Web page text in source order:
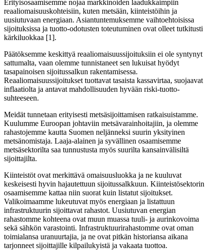
Erityisosaamisemme nojaa markkinoiden laadukkaimpiin
reaaliomaisuuskohteisiin, kuten metsään, kiinteistöihin ja
uusiutuvaan energiaan. Asiantuntemuksemme vaihtoehtoisissa
sijoituksissa ja tuotto-odotusten toteutuminen ovat olleet tutkitusti
kärkiluokkaa [1].
Päätöksemme keskittyä reaaliomaisuussijoituksiin ei ole syntynyt
sattumalta, vaan olemme tunnistaneet sen lukuisat hyödyt
tasapainoisen sijoitussalkun rakentamisessa.
Reaaliomaisuussijoitukset tuottavat tasaista kassavirtaa, suojaavat
inflaatiolta ja antavat mahdollisuuden hyvään riski-tuotto-
suhteeseen.
Meidät tunnetaan erityisesti metsäsijoittamisen ratkaisuistamme.
Kuulumme Euroopan johtaviin metsävarainhoitajiin, ja olemme
rahastojemme kautta Suomen neljänneksi suurin yksityinen
metsänomistaja. Laaja-alainen ja syvällinen osaamisemme
metsäsektorilta saa tunnustusta myös suurilta kansainvälisiltä
sijoittajilta.
Kiinteistöt ovat merkittävä omaisuusluokka ja ne kuuluvat
keskeisesti hyvin hajautettuun sijoitussalkkuun. Kiinteistösektorin
osaamisemme kattaa niin suorat kuin listatut sijoitukset.
Valikoimaamme lukeutuvat myös energiaan ja listattuun
infrastruktuurin sijoittavat rahastot. Uusiutuvan energian
rahastomme kohteena ovat muun muassa tuuli- ja aurinkovoima
sekä sähkön varastointi. Infrastruktuurirahastomme ovat oman
toimialansa uranuurtajia, ja ne ovat pitkän historiansa aikana
tarjonneet sijoittajille kilpailukyistä ja vakaata tuottoa.